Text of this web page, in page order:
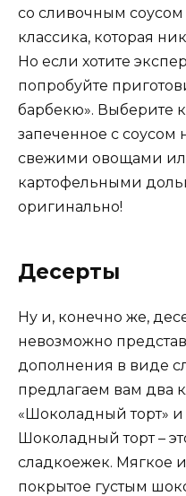
со сливочным
классика, которая
Но если хотите
попробуйте
барбекю». Выберите
запеченное с соусом
свежими овощами
картофельными
оригинально!
Десерты
Ну и, конечно же,
невозможно
дополнения в виде
предлагаем вам два
«Шоколадный торт» и
Шоколадный торт –
сладкоежек. Мягкое
покрытое густым